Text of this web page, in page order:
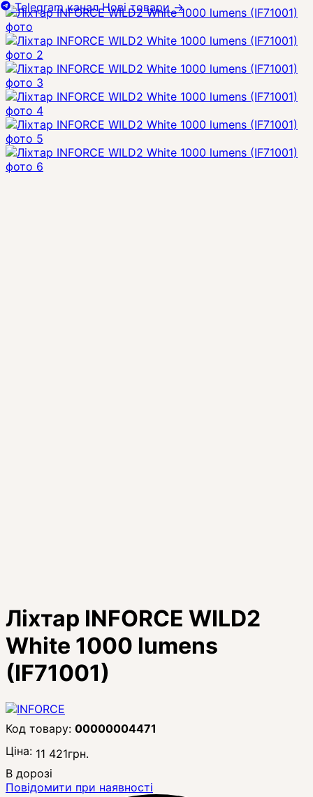
Ліхтар INFORCE WILD2
White 1000 lumens
(IF71001)
00000004471
Ціна: 11 421грн.
В дорозі
Повідомити при наявності
Telegram канал Нові товари→